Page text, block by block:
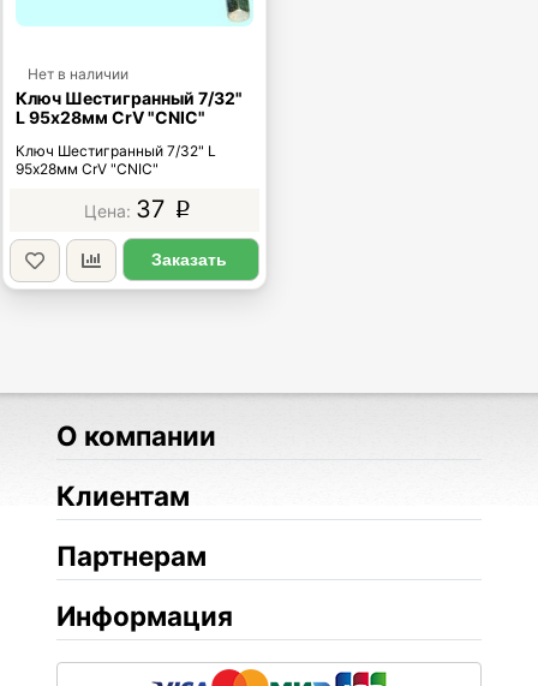
Нет в наличии
Ключ Шестигранный 7/32"
L 95х28мм CrV "CNIC"
Ключ Шестигранный 7/32" L
95х28мм CrV "CNIC"
37 p
Заказать
О компании
Клиентам
Партнерам
Информация